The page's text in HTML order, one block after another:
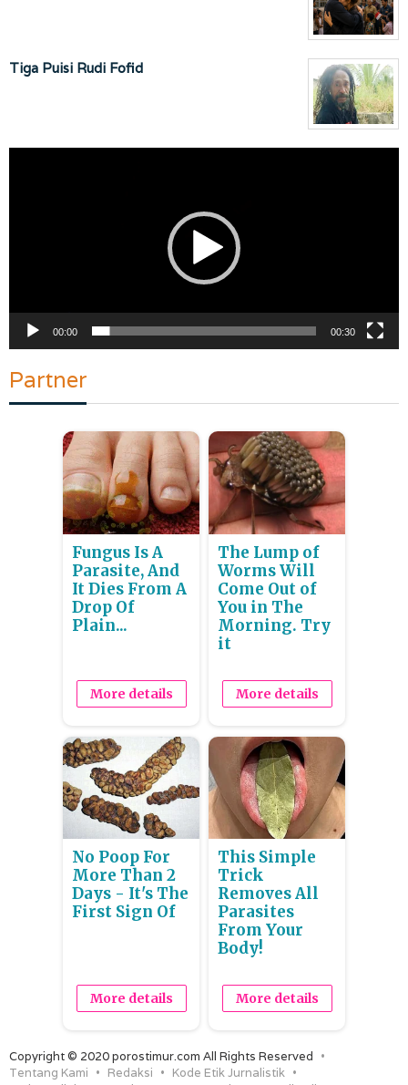
Tiga Puisi Rudi Fofid
00:00 00:30
Partner
Fungus Is A
Parasite, And
It Dies From A
Drop Of
Plain...
More details
The Lump of
Worms Will
Come Out of
You in The
Morning. Try
it
More details
No Poop For
More Than 2
Days - It's The
First Sign Of
More details
This Simple
Trick
Removes All
Parasites
From Your
Body!
More details
Copyright © 2020 porostimur.com All Rights Reserved
Tentang Kami
Redaksi
Kode Etik Jurnalistik